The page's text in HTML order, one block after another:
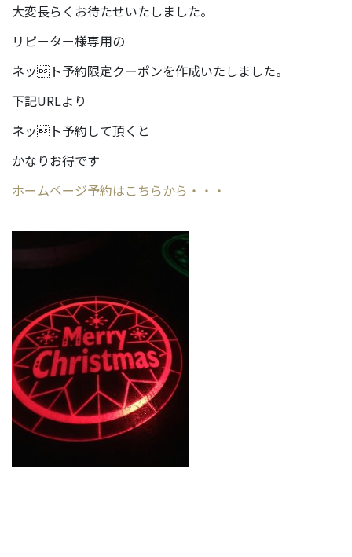
大変長らくお待たせいたしました。
リピーター様専用の
ネット予約限定クーポンを作成いたしました。
下記URLより
ネット予約して頂くと
かなりお得です
ホームページ予約はこちらから・・・